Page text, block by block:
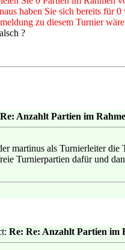
haben Sie sich bereits für
zu diesem Turnier
?
Re: Anzahlt Partien im
martinus als Turnierleiter
Turnierpartien dafür und
Re: Re: Anzahlt Partien im